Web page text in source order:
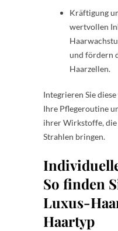
Kräftigung
wertvollen
und fördern
Haarzellen.
Integrieren Sie
Ihre Pflegeroutine
ihrer Wirkstoffe, die
Strahlen bringen.
So finden
Luxus-
Haartyp